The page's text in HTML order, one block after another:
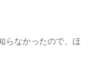
らなかったので、ほ